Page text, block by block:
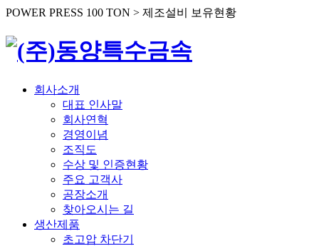
POWER PRESS 100 TON > 제조설비 보유현황
회사소개
대표 인사말
회사연혁
경영이념
조직도
수상 및 인증현황
주요 고객사
공장소개
찾아오시는 길
생산제품
초고압 차단기